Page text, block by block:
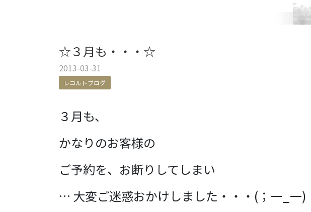
☆３月も・・・☆
2013-03-31
レコルトブログ
３月も、
かなりのお客様の
ご予約を、お断りしてしまい
… 大変ご迷惑おかけしました・・・(；一_一)